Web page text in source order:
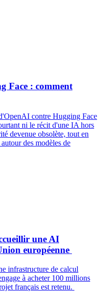
Face : comment
contre Hugging Face
ni le récit d'une IA hors
devenue obsolète, tout en
des modèles de
une AI
européenne
infrastructure de calcul
à acheter 100 millions
français est retenu.